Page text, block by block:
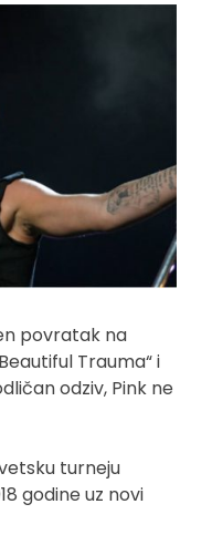
povratak na
Trauma“ i
odziv, Pink ne
turneju
godine uz novi